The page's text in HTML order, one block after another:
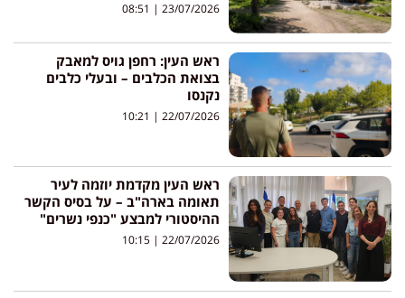
23/07/2026
ראש העין: רחפן גויס למאבק
בצואת הכלבים – ובעלי כלבים
נקנסו
22/07/2026
ראש העין מקדמת יוזמה לעיר
תאומה בארה"ב – על בסיס הקשר
ההיסטורי למבצע "כנפי נשרים"
22/07/2026